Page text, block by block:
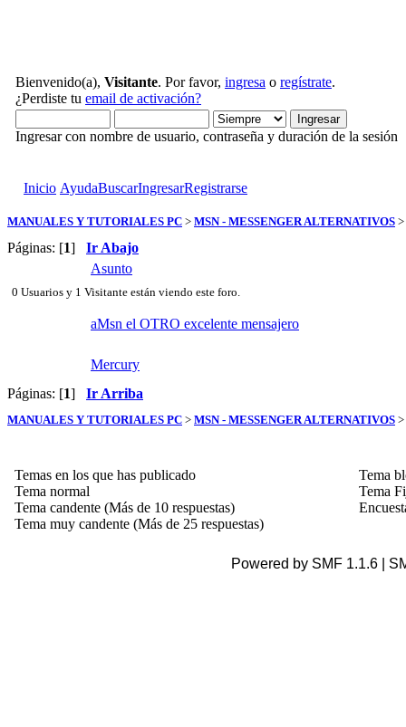
Bienvenido(a), Visitante. Por favor, ingresa o regístrate.
¿Perdiste tu email de activación?
Ingresar con nombre de usuario, contraseña y duración de la sesión
Inicio AyudaBuscarIngresarRegistrarse
MANUALES Y TUTORIALES PC > MSN - MESSENGER ALTERNATIVOS >
Páginas: [1] Ir Abajo
Asunto
0 Usuarios y 1 Visitante están viendo este foro.
aMsn el OTRO excelente mensajero
Mercury
Páginas: [1] Ir Arriba
MANUALES Y TUTORIALES PC > MSN - MESSENGER ALTERNATIVOS >
Temas en los que has publicado
Tema normal
Tema candente (Más de 10 respuestas)
Tema muy candente (Más de 25 respuestas)
Tema
Tema
Powered by SMF 1.1.6 |